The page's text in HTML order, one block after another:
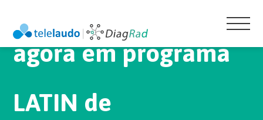
agora em programa
LATIN de